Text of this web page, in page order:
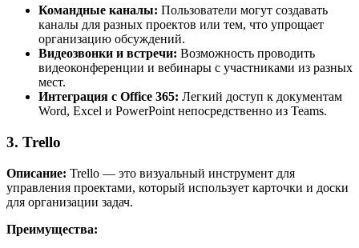
Командные каналы: Пользователи могут создавать
каналы для разных проектов или тем, что упрощает
организацию обсуждений.
Видеозвонки и встречи: Возможность проводить
видеоконференции и вебинары с участниками из разных
мест.
Интеграция с Office 365: Легкий доступ к документам
Word, Excel и PowerPoint непосредственно из Teams.
3. Trello
Описание: Trello — это визуальный инструмент для
управления проектами, который использует карточки и доски
для организации задач.
Преимущества: